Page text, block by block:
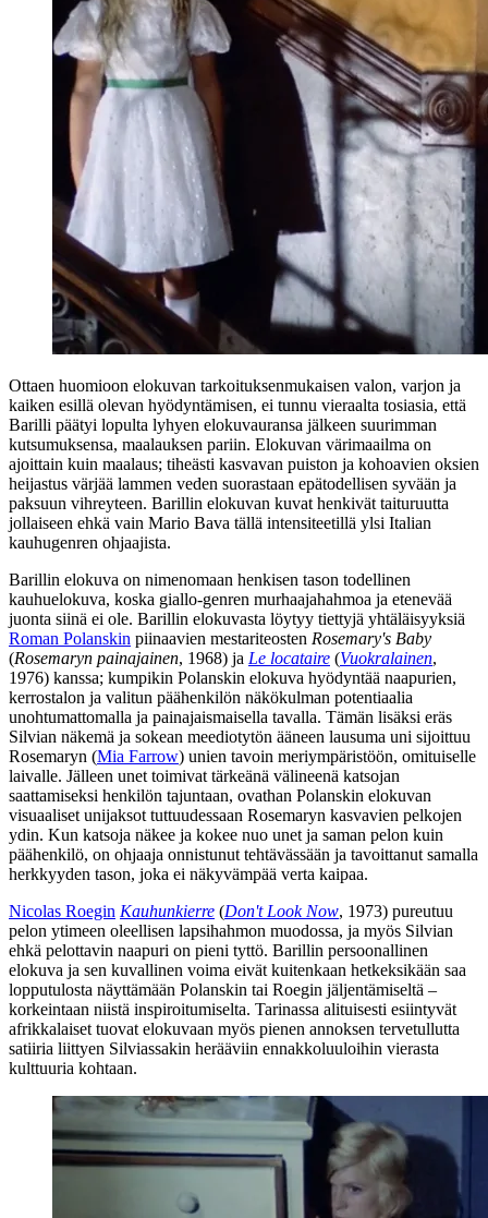
Ottaen huomioon elokuvan tarkoituksenmukaisen valon, varjon ja
kaiken esillä olevan hyödyntämisen, ei tunnu vieraalta tosiasia, että
Barilli päätyi lopulta lyhyen elokuvauransa jälkeen suurimman
kutsumuksensa, maalauksen pariin. Elokuvan värimaailma on
ajoittain kuin maalaus; tiheästi kasvavan puiston ja kohoavien oksien
heijastus värjää lammen veden suorastaan epätodellisen syvään ja
paksuun vihreyteen. Barillin elokuvan kuvat henkivät taituruutta
jollaiseen ehkä vain Mario Bava tällä intensiteetillä ylsi Italian
kauhugenren ohjaajista.
Barillin elokuva on nimenomaan henkisen tason todellinen
kauhuelokuva, koska giallo-genren murhaajahahmoa ja etenevää
juonta siinä ei ole. Barillin elokuvasta löytyy tiettyjä yhtäläisyyksiä
Roman Polanskin piinaavien mestariteosten Rosemary's Baby
(Rosemaryn painajainen, 1968) ja Le locataire (Vuokralainen,
1976) kanssa; kumpikin Polanskin elokuva hyödyntää naapurien,
kerrostalon ja valitun päähenkilön näkökulman potentiaalia
unohtumattomalla ja painajaismaisella tavalla. Tämän lisäksi eräs
Silvian näkemä ja sokean meediotytön ääneen lausuma uni sijoittuu
Rosemaryn (Mia Farrow) unien tavoin meriympäristöön, omituiselle
laivalle. Jälleen unet toimivat tärkeänä välineenä katsojan
saattamiseksi henkilön tajuntaan, ovathan Polanskin elokuvan
visuaaliset unijaksot tuttuudessaan Rosemaryn kasvavien pelkojen
ydin. Kun katsoja näkee ja kokee nuo unet ja saman pelon kuin
päähenkilö, on ohjaaja onnistunut tehtävässään ja tavoittanut samalla
herkkyyden tason, joka ei näkyvämpää verta kaipaa.
Nicolas Roegin Kauhunkierre (Don't Look Now, 1973) pureutuu
pelon ytimeen oleellisen lapsihahmon muodossa, ja myös Silvian
ehkä pelottavin naapuri on pieni tyttö. Barillin persoonallinen
elokuva ja sen kuvallinen voima eivät kuitenkaan hetkeksikään saa
lopputulosta näyttämään Polanskin tai Roegin jäljentämiseltä –
korkeintaan niistä inspiroitumiselta. Tarinassa alituisesti esiintyvät
afrikkalaiset tuovat elokuvaan myös pienen annoksen tervetullutta
satiiria liittyen Silviassakin herääviin ennakkoluuloihin vierasta
kulttuuria kohtaan.